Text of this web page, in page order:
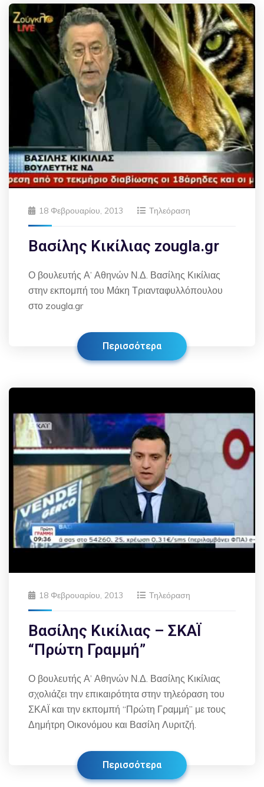
18 Φεβρουαρίου, 2013 Τηλεόραση
Βασίλης Κικίλιας zougla.gr
Ο βουλευτής Α’ Αθηνών Ν.Δ. Βασίλης Κικίλιας
στην εκπομπή του Μάκη Τριανταφυλλόπουλου
στο zougla.gr
Περισσότερα
18 Φεβρουαρίου, 2013 Τηλεόραση
Βασίλης Κικίλιας – ΣΚΑΪ
“Πρώτη Γραμμή”
Ο βουλευτής Α’ Αθηνών Ν.Δ. Βασίλης Κικίλιας
σχολιάζει την επικαιρότητα στην τηλεόραση του
ΣΚΑΪ και την εκπομπή “Πρώτη Γραμμή” με τους
Δημήτρη Οικονόμου και Βασίλη Λυριτζή.
Περισσότερα